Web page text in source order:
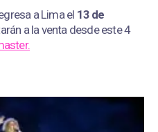
a Lima el 13 de
a la venta desde este 4